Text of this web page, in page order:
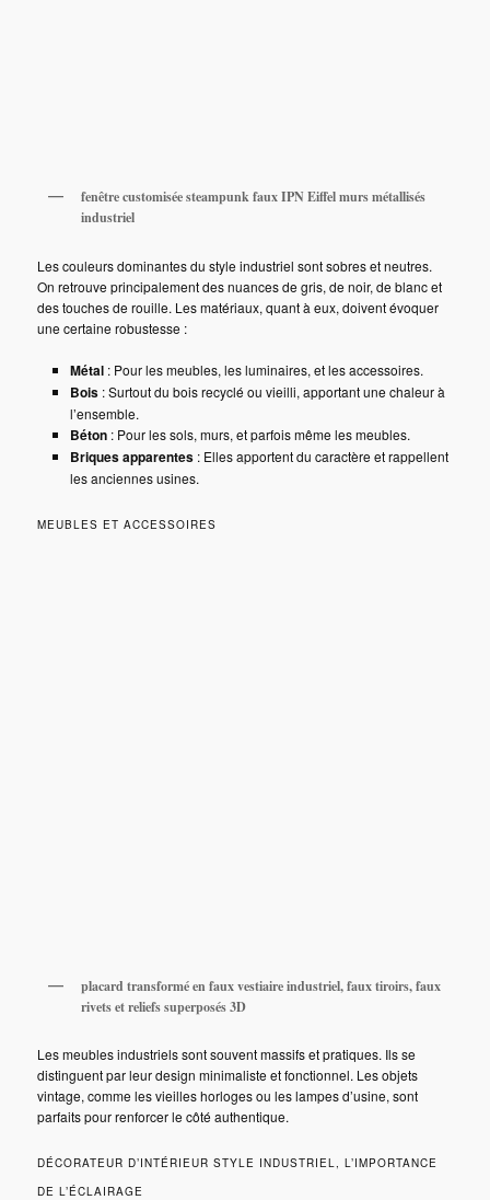
fenêtre customisée steampunk faux IPN Eiffel murs métallisés
industriel
Les couleurs dominantes du style industriel sont sobres et neutres.
On retrouve principalement des nuances de gris, de noir, de blanc et
des touches de rouille. Les matériaux, quant à eux, doivent évoquer
une certaine robustesse :
Métal : Pour les meubles, les luminaires, et les accessoires.
Bois : Surtout du bois recyclé ou vieilli, apportant une chaleur à
l’ensemble.
Béton : Pour les sols, murs, et parfois même les meubles.
Briques apparentes : Elles apportent du caractère et rappellent
les anciennes usines.
MEUBLES ET ACCESSOIRES
placard transformé en faux vestiaire industriel, faux tiroirs, faux
rivets et reliefs superposés 3D
Les meubles industriels sont souvent massifs et pratiques. Ils se
distinguent par leur design minimaliste et fonctionnel. Les objets
vintage, comme les vieilles horloges ou les lampes d’usine, sont
parfaits pour renforcer le côté authentique.
DÉCORATEUR D’INTÉRIEUR STYLE INDUSTRIEL, L’IMPORTANCE
DE L’ÉCLAIRAGE